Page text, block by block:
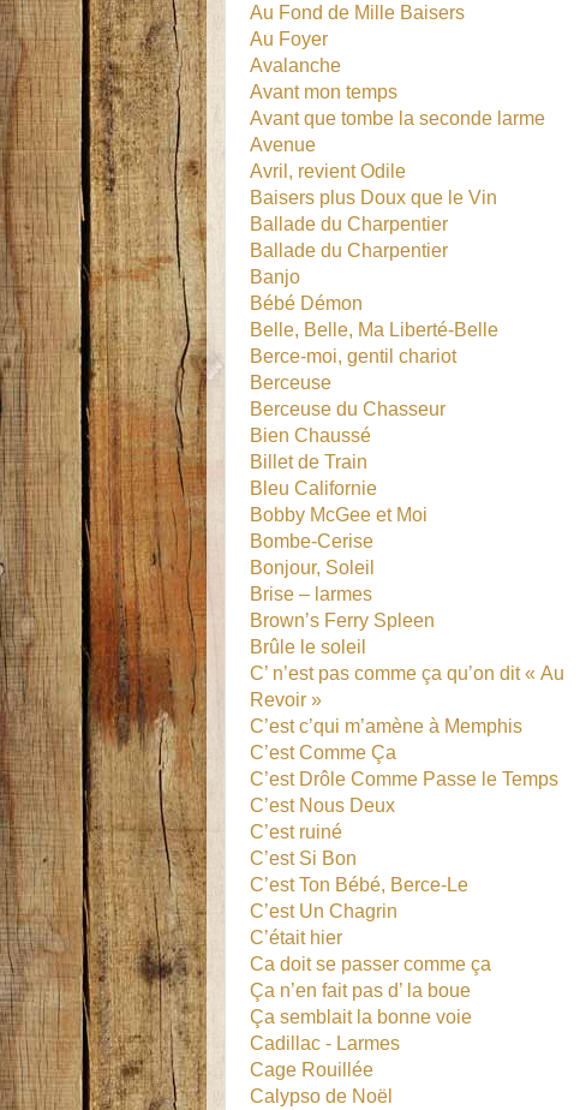
Au Fond de Mille Baisers
Au Foyer
Avalanche
Avant mon temps
Avant que tombe la seconde larme
Avenue
Avril, revient Odile
Baisers plus Doux que le Vin
Ballade du Charpentier
Ballade du Charpentier
Banjo
Bébé Démon
Belle, Belle, Ma Liberté-Belle
Berce-moi, gentil chariot
Berceuse
Berceuse du Chasseur
Bien Chaussé
Billet de Train
Bleu Californie
Bobby McGee et Moi
Bombe-Cerise
Bonjour, Soleil
Brise – larmes
Brown’s Ferry Spleen
Brûle le soleil
C’ n’est pas comme ça qu’on dit « Au
Revoir »
C’est c’qui m’amène à Memphis
C’est Comme Ça
C’est Drôle Comme Passe le Temps
C’est Nous Deux
C’est ruiné
C’est Si Bon
C’est Ton Bébé, Berce-Le
C’est Un Chagrin
C’était hier
Ca doit se passer comme ça
Ça n’en fait pas d’ la boue
Ça semblait la bonne voie
Cadillac - Larmes
Cage Rouillée
Calypso de Noël